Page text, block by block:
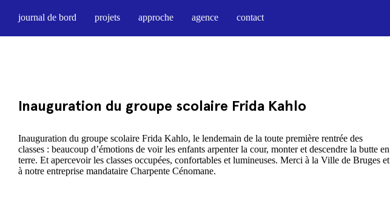
journal de bord projets approche agence contact
Inauguration du groupe scolaire Frida Kahlo
Inauguration du groupe scolaire Frida Kahlo, le lendemain de la toute première rentrée des
classes : beaucoup d’émotions de voir les enfants arpenter la cour, monter et descendre la butte en
terre. Et apercevoir les classes occupées, confortables et lumineuses. Merci à la Ville de Bruges et
à notre entreprise mandataire Charpente Cénomane.